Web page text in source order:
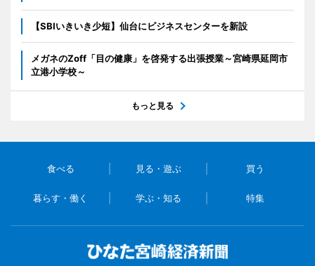
【SBIいきいき少短】仙台にビジネスセンターを新設
メガネのZoff「目の健康」を啓発する出張授業～宮崎県延岡市
立港小学校～
もっと見る
食べる 見る・遊ぶ 買う
暮らす・働く 学ぶ・知る 特集